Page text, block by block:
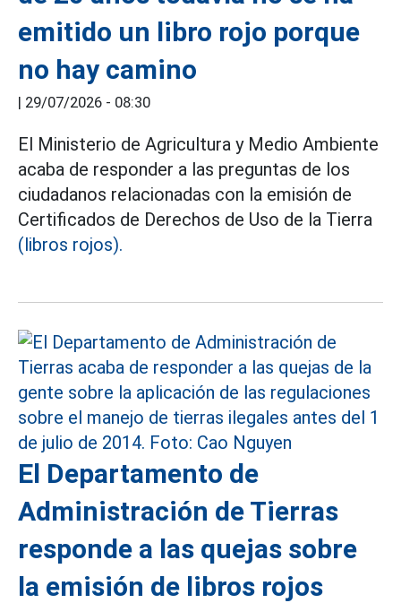
emitido un libro rojo porque
no hay camino
| 29/07/2026 - 08:30
El Ministerio de Agricultura y Medio Ambiente
acaba de responder a las preguntas de los
ciudadanos relacionadas con la emisión de
Certificados de Derechos de Uso de la Tierra
(libros rojos).
El Departamento de
Administración de Tierras
responde a las quejas sobre
la emisión de libros rojos